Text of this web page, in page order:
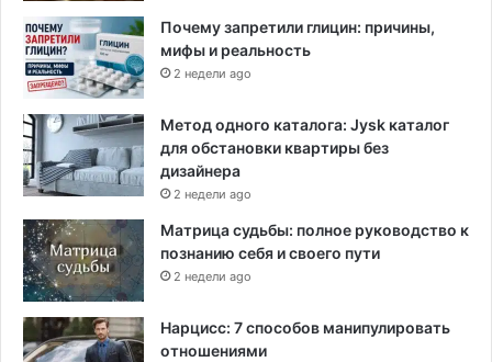
Почему запретили глицин: причины,
мифы и реальность
2 недели ago
Метод одного каталога: Jysk каталог
для обстановки квартиры без
дизайнера
2 недели ago
Матрица судьбы: полное руководство к
познанию себя и своего пути
2 недели ago
Нарцисс: 7 способов манипулировать
отношениями